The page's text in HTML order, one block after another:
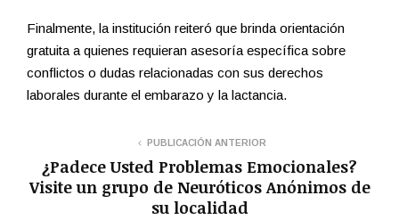
Finalmente, la institución reiteró que brinda orientación
gratuita a quienes requieran asesoría específica sobre
conflictos o dudas relacionadas con sus derechos
laborales durante el embarazo y la lactancia.
PUBLICACIÓN ANTERIOR
¿Padece Usted Problemas Emocionales?
Visite un grupo de Neuróticos Anónimos de
su localidad